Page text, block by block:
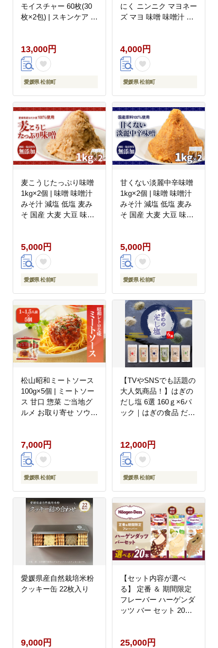
モイスチャー 60枚(30
枚×2包) | スキンケア フ
マスク 美容 美容マスク
美容パック フェイスシ
ート 国産
13,000円
愛媛県 松前町
にく ニンニク マヨネー
ズ マヨ 味噌 味噌汁 み
産 大麦 大豆 味噌 みそ
粒みそ 調味料 麹 こう
じ 味噌汁 みそ汁 愛媛
県 松前町 えひめけん
そ
4,000円
愛媛県 松前町
麦こうじたっぷり味噌
1kg×2個 | 味噌 味噌汁
みそ汁 減塩 低塩 麦み
そ 国産 大麦 大豆 味噌
こうじ 味噌汁 みそ汁
愛媛県 松前町 えひめけ
ん まさきちょう ギノー
みそ
5,000円
愛媛県 松前町
甘くない淡麗中辛味噌
1kg×2個 | 味噌 味噌汁
みそ汁 減塩 低塩 麦み
そ 国産 大麦 大豆 味噌
こうじ 味噌汁 みそ汁
愛媛県 松前町 えひめけ
ん まさきちょう ギノー
みそ
5,000円
愛媛県 松前町
松山昭和ミートソース
100g×5個 | ミートソー
ス 甘口 惣菜 ご当地グ
ルメ お取り寄せ ソウル
め ギノーみそ
7,000円
愛媛県 松前町
【TVやSNSでも話題の
大人気商品！】はぎの
だし塩 6選 160ｇ×6パ
ック｜はぎの食品 だし
調味料 おにぎり お吸い
物 愛媛県 松前町
12,000円
愛媛県 松前町
愛媛県産自然栽培米粉
クッキー缶 22枚入り
9,000円
【セット内容が選べ
る】 定番 ＆ 期間限定
フレーバー ハーゲンダ
ッツ バー セット 20本
｜ハーゲンダッツ ハー
25,000円